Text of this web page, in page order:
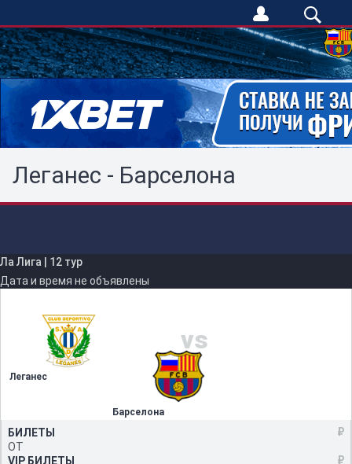
Леганес - Барселона
Ла Лига
12 тур
Дата и время не объявлены
Леганес
vs
Барселона
БИЛЕТЫ
ОТ
₽
VIP БИЛЕТЫ
₽